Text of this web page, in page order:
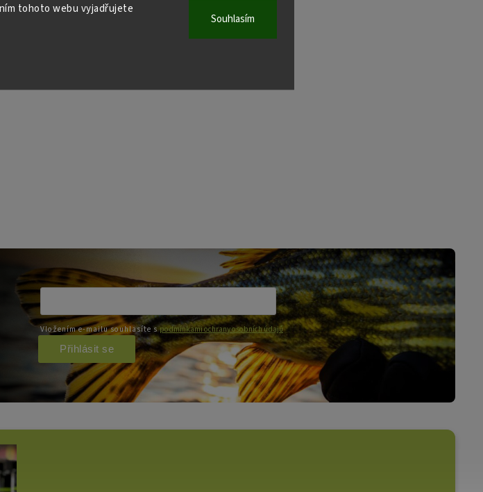
tohoto webu vyjadřujete
Souhlasím
Vložením e-mailu souhlasíte spodmínkami ochrany osobních údajů
Přihlásit se